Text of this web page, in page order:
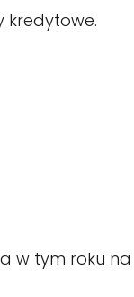
kredytowe.
w tym roku